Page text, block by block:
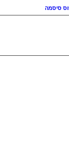
סיסמה